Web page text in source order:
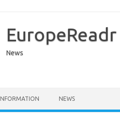
EuropeReadr
News
NEWS